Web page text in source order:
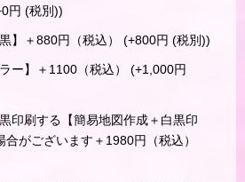
円 (税別))
】＋880円（税込） (+800円 (税別))
ー】＋1100（税込） (+1,000円
印刷する【簡易地図作成＋白黒印
がございます＋1980円（税込）